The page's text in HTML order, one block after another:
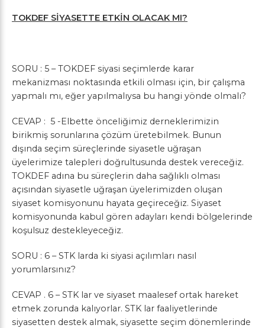
TOKDEF SİYASETTE ETKİN OLACAK MI?
SORU : 5 – TOKDEF siyasi seçimlerde karar
mekanizması noktasında etkili olması için, bir çalışma
yapmalı mı, eğer yapılmalıysa bu hangi yönde olmalı?
CEVAP : 5 -Elbette önceliğimiz derneklerimizin
birikmiş sorunlarına çözüm üretebilmek. Bunun
dışında seçim süreçlerinde siyasetle uğraşan
üyelerimize talepleri doğrultusunda destek vereceğiz.
TOKDEF adına bu süreçlerin daha sağlıklı olması
açısından siyasetle uğraşan üyelerimizden oluşan
siyaset komisyonunu hayata geçireceğiz. Siyaset
komisyonunda kabul gören adayları kendi bölgelerinde
koşulsuz destekleyeceğiz.
SORU : 6 – STK larda ki siyasi açılımları nasıl
yorumlarsınız?
CEVAP . 6 – STK lar ve siyaset maalesef ortak hareket
etmek zorunda kalıyorlar. STK lar faaliyetlerinde
siyasetten destek almak, siyasette seçim dönemlerinde